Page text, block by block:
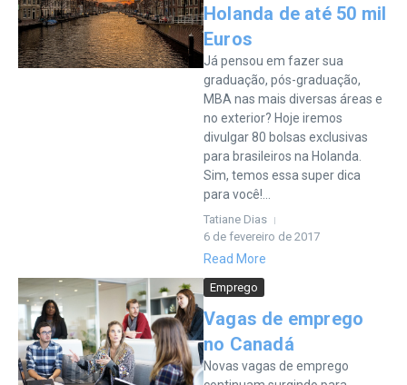
Holanda de até 50 mil
Euros
Já pensou em fazer sua
graduação, pós-graduação,
MBA nas mais diversas áreas e
no exterior? Hoje iremos
divulgar 80 bolsas exclusivas
para brasileiros na Holanda.
Sim, temos essa super dica
para você!...
Tatiane Dias
6 de fevereiro de 2017
Read More
Emprego
Vagas de emprego
no Canadá
Novas vagas de emprego